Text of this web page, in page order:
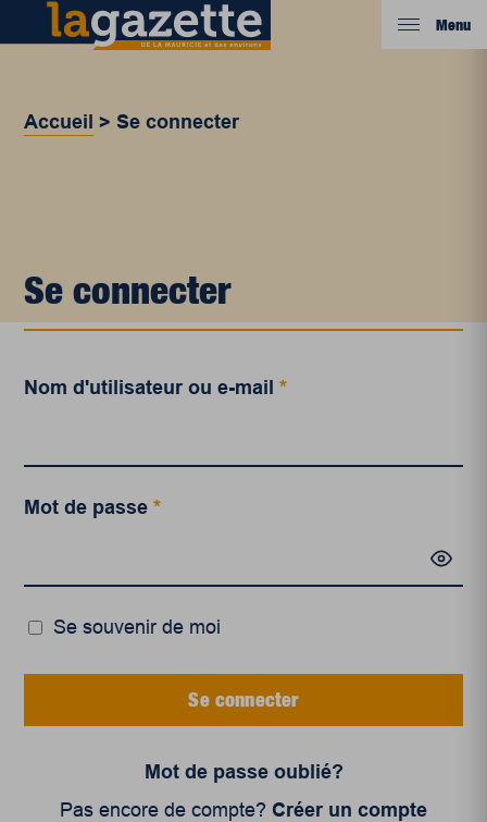
Menu
Accueil >Se connecter
Se connecter
Nom d'utilisateur ou e-mail*
Mot de passe*
Se souvenir de moi
Se connecter
Mot de passe oublié?
Pas encore de compte? Créer un compte